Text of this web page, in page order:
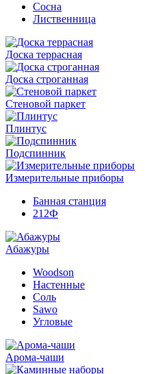
Сосна
Лиственница
Доска террасная
Доска строганная
Стеновой паркет
Плинтус
Подспинник
Измерительные приборы
Банная станция
212Ф
Абажуры
Woodson
Настенные
Соль
Sawo
Угловые
Арома-чаши